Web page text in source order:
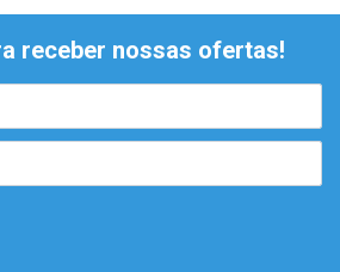
receber nossas ofertas!